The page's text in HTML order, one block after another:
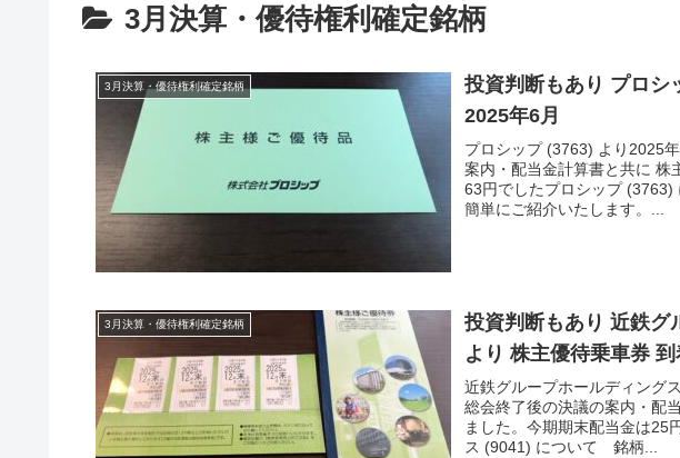
3月決算・優待権利確定銘柄
3月決算・優待権利確定銘柄
投資判断もあり プロシ
2025年6月
プロシップ (3763) より2025
案内・配当金計算書と共に 株
63円でしたプロシップ
簡単にご紹介いたします。...
3月決算・優待権利確定銘柄
投資判断もあり 近鉄グ
より 株主優待乗車券 到
近鉄グループホールディング
総会終了後の決議の案内・配
ました。今期期末配当金は25
ス (9041) について 銘柄...